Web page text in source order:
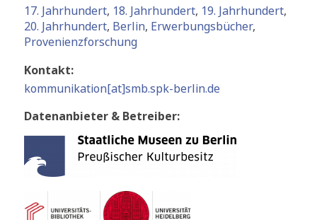
17. Jahrhundert, 18. Jahrhundert, 19. Jahrhundert,
20. Jahrhundert, Berlin, Erwerbungsbücher,
Provenienzforschung
Kontakt:
kommunikation[at]smb.spk-berlin.de
Datenanbieter & Betreiber: